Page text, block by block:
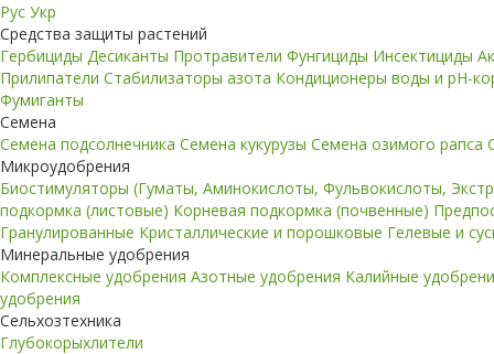
Рус Укр
Средства защиты растений
Гербициды Десиканты Протравители Фунгициды Инсектициды
Прилипатели Стабилизаторы азота Кондиционеры воды и pH-
Фумиганты
Семена
Семена подсолнечника Семена кукурузы Семена озимого рапса
Микроудобрения
Биостимуляторы (Гуматы, Аминокислоты, Фульвокислоты,
подкормка (листовые) Корневая подкормка (почвенные)
Гранулированные Кристаллические и порошковые Гелевые и
Минеральные удобрения
Комплексные удобрения Азотные удобрения Калийные
удобрения
Сельхозтехника
Глубокорыхлители